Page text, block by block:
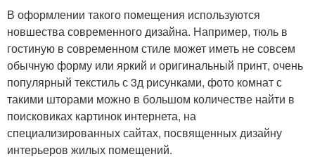
В оформлении такого помещения используются
новшества современного дизайна. Например, тюль в
гостиную в современном стиле может иметь не совсем
обычную форму или яркий и оригинальный принт, очень
популярный текстиль с 3д рисунками, фото комнат с
такими шторами можно в большом количестве найти в
поисковиках картинок интернета, на
специализированных сайтах, посвященных дизайну
интерьеров жилых помещений.